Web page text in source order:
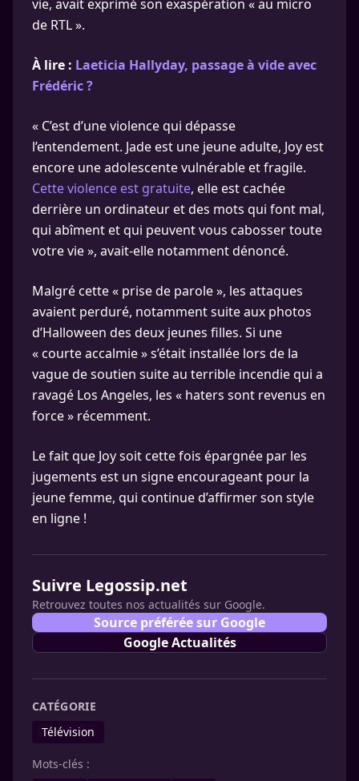
vie, avait exprimé son exaspération « au micro
de RTL ».
À lire : Laeticia Hallyday, passage à vide avec
Frédéric ?
« C’est d’une violence qui dépasse
l’entendement. Jade est une jeune adulte, Joy est
encore une adolescente vulnérable et fragile.
Cette violence est gratuite, elle est cachée
derrière un ordinateur et des mots qui font mal,
qui abîment et qui peuvent vous cabosser toute
votre vie », avait-elle notamment dénoncé.
Malgré cette « prise de parole », les attaques
avaient perduré, notamment suite aux photos
d’Halloween des deux jeunes filles. Si une
« courte accalmie » s’était installée lors de la
vague de soutien suite au terrible incendie qui a
ravagé Los Angeles, les « haters sont revenus en
force » récemment.
Le fait que Joy soit cette fois épargnée par les
jugements est un signe encourageant pour la
jeune femme, qui continue d’affirmer son style
en ligne !
Suivre Legossip.net
Retrouvez toutes nos actualités sur Google.
Source préférée sur Google
Google Actualités
CATÉGORIE
Télévision
Mots-clés :